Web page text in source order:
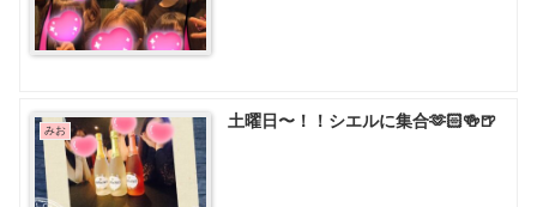
みお 土曜日〜！！シエルに集合🫶🏻🍻🍺